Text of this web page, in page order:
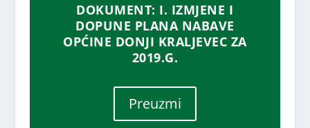
DOKUMENT: I. IZMJENE I
DOPUNE PLANA NABAVE
OPĆINE DONJI KRALJEVEC ZA
2019.G.
Preuzmi